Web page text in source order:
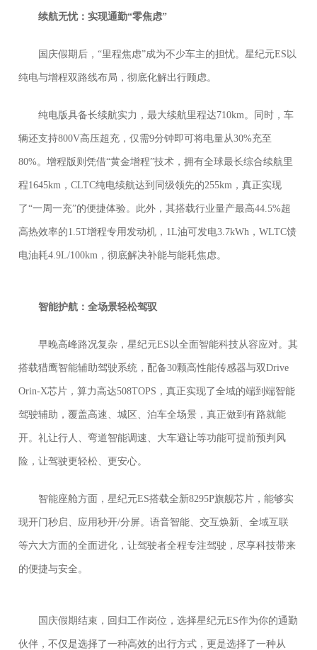
续航无忧：实现通勤“零焦虑”
国庆假期后，“里程焦虑”成为不少车主的担忧。星纪元ES以
纯电与增程双路线布局，彻底化解出行顾虑。
纯电版具备长续航实力，最大续航里程达710km。同时，车
辆还支持800V高压超充，仅需9分钟即可将电量从30%充至
80%。增程版则凭借“黄金增程”技术，拥有全球最长综合续航里
程1645km，CLTC纯电续航达到同级领先的255km，真正实现
了“一周一充”的便捷体验。此外，其搭载行业量产最高44.5%超
高热效率的1.5T增程专用发动机，1L油可发电3.7kWh，WLTC馈
电油耗4.9L/100km，彻底解决补能与能耗焦虑。
智能护航：全场景轻松驾驭
早晚高峰路况复杂，星纪元ES以全面智能科技从容应对。其
搭载猎鹰智能辅助驾驶系统，配备30颗高性能传感器与双Drive
Orin-X芯片，算力高达508TOPS，真正实现了全域的端到端智能
驾驶辅助，覆盖高速、城区、泊车全场景，真正做到有路就能
开。礼让行人、弯道智能调速、大车避让等功能可提前预判风
险，让驾驶更轻松、更安心。
智能座舱方面，星纪元ES搭载全新8295P旗舰芯片，能够实
现开门秒启、应用秒开/分屏。语音智能、交互焕新、全域互联
等六大方面的全面进化，让驾驶者全程专注驾驶，尽享科技带来
的便捷与安全。
国庆假期结束，回归工作岗位，选择星纪元ES作为你的通勤
伙伴，不仅是选择了一种高效的出行方式，更是选择了一种从